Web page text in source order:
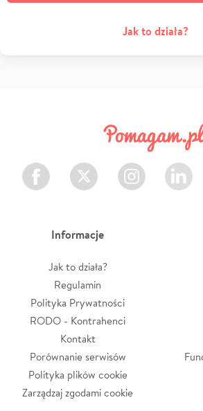
Jak to działa?
Facebook Twitter Instagram LinkedIn
Informacje
Jak to działa?
Regulamin
Polityka Prywatności
RODO - Kontrahenci
Kontakt
Porównanie serwisów
Polityka plików cookie
Zarządzaj zgodami cookie